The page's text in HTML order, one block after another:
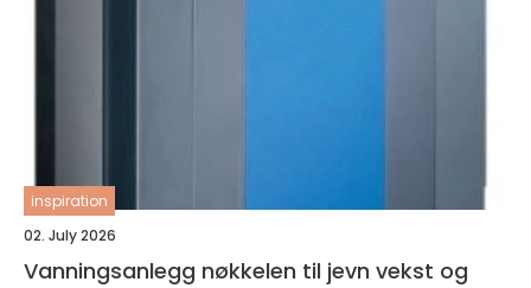
inspiration
02. July 2026
Vanningsanlegg nøkkelen til jevn vekst og